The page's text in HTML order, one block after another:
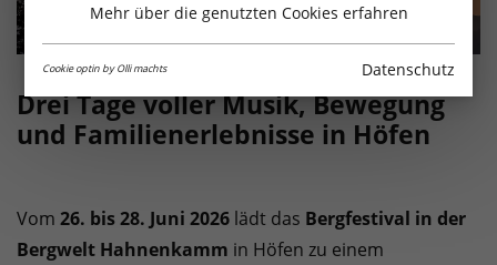
Drei Tage voller Musik, Bewegung
und Familienerlebnisse in Höfen
Vom 26. bis 28. Juni 2026 lädt das Bergfestival in der
Bergwelt Hahnenkamm in Höfen zu einem
Mehr über die genutzten Cookies erfahren
Cookie optin by Olli machts Datenschutz